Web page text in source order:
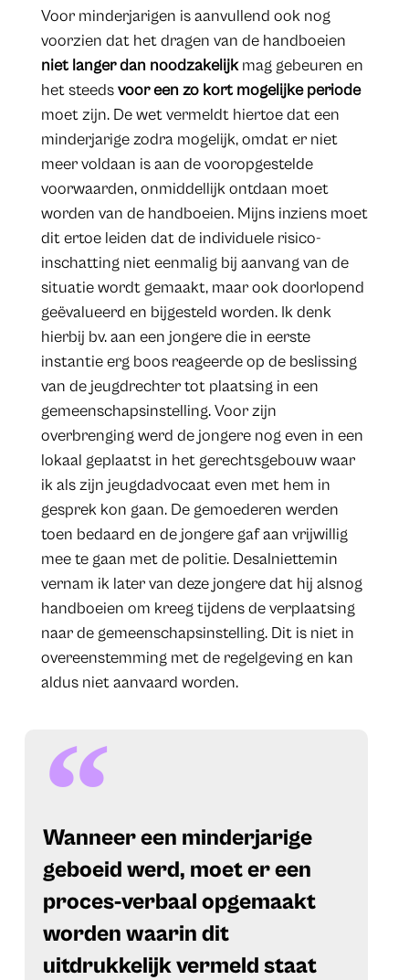
Voor minderjarigen is aanvullend ook nog
voorzien dat het dragen van de handboeien
niet langer dan noodzakelijkmag gebeuren en
het steedsvoor een zo kort mogelijke periode
moet zijn. De wet vermeldt hiertoe dat een
minderjarige zodra mogelijk, omdat er niet
meer voldaan is aan de vooropgestelde
voorwaarden, onmiddellijk ontdaan moet
worden van de handboeien. Mijns inziens moet
dit ertoe leiden dat de individuele risico-
inschatting niet eenmalig bij aanvang van de
situatie wordt gemaakt, maar ook doorlopend
geëvalueerd en bijgesteld worden. Ik denk
hierbij bv. aan een jongere die in eerste
instantie erg boos reageerde op de beslissing
van de jeugdrechter tot plaatsing in een
gemeenschapsinstelling. Voor zijn
overbrenging werd de jongere nog even in een
lokaal geplaatst in het gerechtsgebouw waar
ik als zijn jeugdadvocaat even met hem in
gesprek kon gaan. De gemoederen werden
toen bedaard en de jongere gaf aan vrijwillig
mee te gaan met de politie. Desalniettemin
vernam ik later van deze jongere dat hij alsnog
handboeien om kreeg tijdens de verplaatsing
naar de gemeenschapsinstelling. Dit is niet in
overeenstemming met de regelgeving en kan
aldus niet aanvaard worden.
Wanneer een minderjarige
geboeid werd, moet er een
proces-verbaal opgemaakt
worden waarin dit
uitdrukkelijk vermeld staat